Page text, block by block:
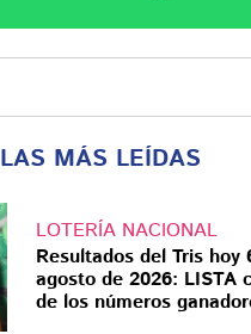
LAS MÁS LEÍDAS
LOTERÍA NACIONAL
Resultados del Tris hoy
agosto de 2026: LISTA
de los números